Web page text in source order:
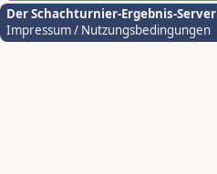
Der Schachturnier-Ergebnis-Server
Impressum / Nutzungsbedingungen